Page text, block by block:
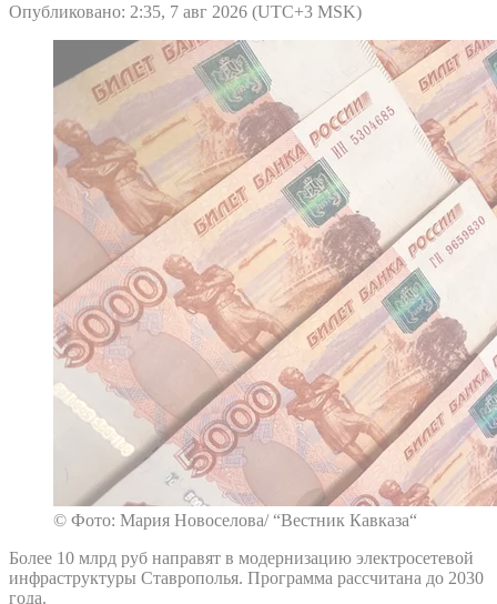
Опубликовано: 2:35, 7 авг 2026 (UTC+3 MSK)
© Фото: Мария Новоселова/ “Вестник Кавказа“
Более 10 млрд руб направят в модернизацию электросетевой
инфраструктуры Ставрополья. Программа рассчитана до 2030
года.